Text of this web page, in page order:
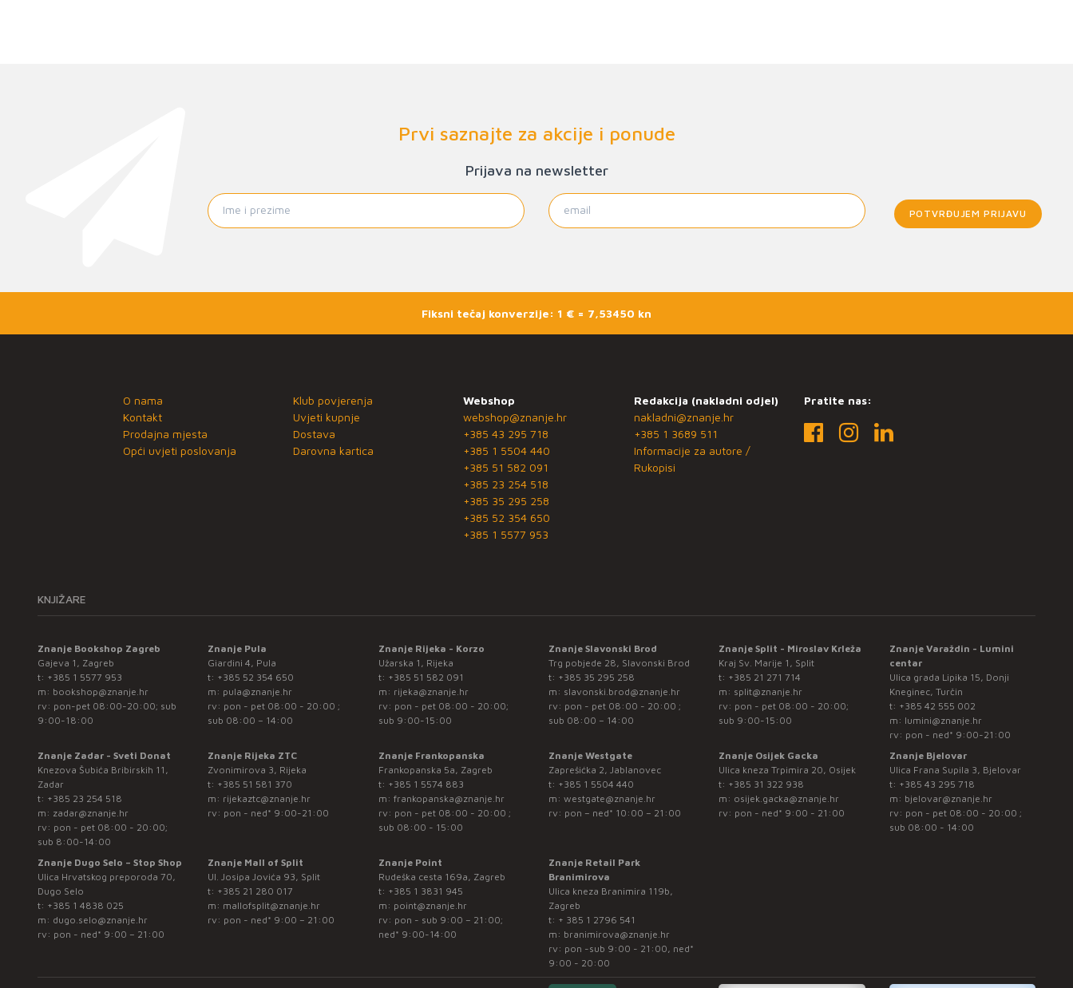
Prvi saznajte za akcije i ponude
Prijava na newsletter
POTVRĐUJEM PRIJAVU
Fiksni tečaj konverzije: 1 € = 7,53450 kn
O nama
Kontakt
Prodajna mjesta
Opći uvjeti poslovanja
Klub povjerenja
Uvjeti kupnje
Dostava
Darovna kartica
Webshop
webshop@znanje.hr
+385 43 295 718
+385 1 5504 440
+385 51 582 091
+385 23 254 518
+385 35 295 258
+385 52 354 650
+385 1 5577 953
Redakcija (nakladni odjel)
nakladni@znanje.hr
+385 1 3689 511
Informacije za autore /
Rukopisi
Pratite nas:
KNJIŽARE
Znanje Bookshop Zagreb
Gajeva 1, Zagreb
t: +385 1 5577 953
m: bookshop@znanje.hr
rv: pon-pet 08:00-20:00; sub
9:00-18:00
Znanje Pula
Giardini 4, Pula
t: +385 52 354 650
m: pula@znanje.hr
rv: pon - pet 08:00 - 20:00 ;
sub 08:00 – 14:00
Znanje Rijeka - Korzo
Užarska 1, Rijeka
t: +385 51 582 091
m: rijeka@znanje.hr
rv: pon - pet 08:00 - 20:00;
sub 9:00-15:00
Znanje Slavonski Brod
Trg pobjede 28, Slavonski Brod
t: +385 35 295 258
m: slavonski.brod@znanje.hr
rv: pon - pet 08:00 - 20:00 ;
sub 08:00 – 14:00
Znanje Split - Miroslav Krleža
Kraj Sv. Marije 1, Split
t: +385 21 271 714
m: split@znanje.hr
rv: pon - pet 08:00 - 20:00;
sub 9:00-15:00
Znanje Varaždin - Lumini
centar
Ulica grada Lipika 15, Donji
Kneginec, Turčin
t: +385 42 555 002
m: lumini@znanje.hr
rv: pon - ned* 9:00-21:00
Znanje Zadar - Sveti Donat
Knezova Šubića Bribirskih 11,
Zadar
t: +385 23 254 518
m: zadar@znanje.hr
rv: pon - pet 08:00 - 20:00;
sub 8:00-14:00
Znanje Rijeka ZTC
Zvonimirova 3, Rijeka
t: +385 51 581 370
m: rijekaztc@znanje.hr
rv: pon - ned* 9:00-21:00
Znanje Frankopanska
Frankopanska 5a, Zagreb
t: +385 1 5574 883
m: frankopanska@znanje.hr
rv: pon - pet 08:00 - 20:00 ;
sub 08:00 - 15:00
Znanje Westgate
Zaprešićka 2, Jablanovec
t: +385 1 5504 440
m: westgate@znanje.hr
rv: pon – ned* 10:00 – 21:00
Znanje Osijek Gacka
Ulica kneza Trpimira 20, Osijek
t: +385 31 322 938
m: osijek.gacka@znanje.hr
rv: pon - ned* 9:00 - 21:00
Znanje Bjelovar
Ulica Frana Supila 3, Bjelovar
t: +385 43 295 718
m: bjelovar@znanje.hr
rv: pon - pet 08:00 - 20:00 ;
sub 08:00 - 14:00
Znanje Dugo Selo – Stop Shop
Ulica Hrvatskog preporoda 70,
Dugo Selo
t: +385 1 4838 025
m: dugo.selo@znanje.hr
rv: pon - ned* 9:00 – 21:00
Znanje Mall of Split
Ul. Josipa Jovića 93, Split
t: +385 21 280 017
m: mallofsplit@znanje.hr
rv: pon - ned* 9:00 – 21:00
Znanje Point
Rudeška cesta 169a, Zagreb
t: +385 1 3831 945
m: point@znanje.hr
rv: pon - sub 9:00 – 21:00;
ned* 9:00-14:00
Znanje Retail Park
Branimirova
Ulica kneza Branimira 119b,
Zagreb
t: + 385 1 2796 541
m: branimirova@znanje.hr
rv: pon -sub 9:00 - 21:00, ned*
9:00 - 20:00